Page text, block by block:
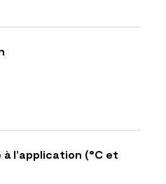
l’application (°C et